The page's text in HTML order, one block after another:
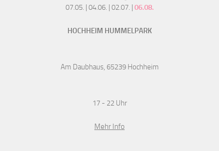
07.05. | 04.06. | 02.07. | 06.08.
HOCHHEIM HUMMELPARK
Am Daubhaus, 65239 Hochheim
17 - 22 Uhr
Mehr Info